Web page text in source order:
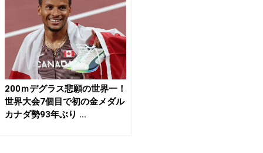
200ｍデグラス悲願の世界一！
世界大会7個目で初の金メダル
カナダ勢93年ぶり ...